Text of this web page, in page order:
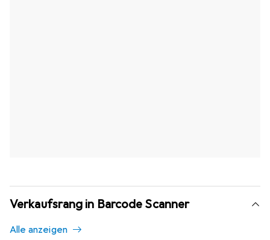
Verkaufsrang in Barcode Scanner
Alle anzeigen